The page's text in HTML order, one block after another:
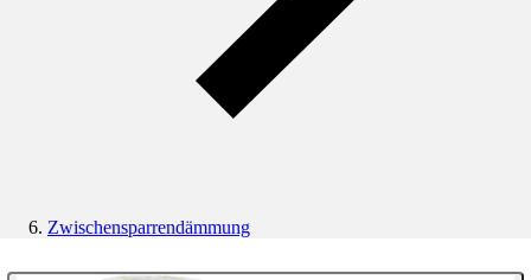
Zwischensparrendämmung